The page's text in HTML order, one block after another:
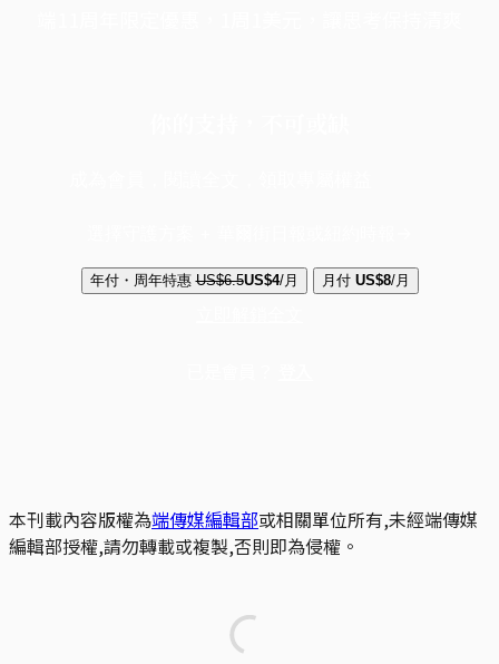
年付・周年特惠 US$6.5US$4/月 月付 US$8/月
本刊載內容版權為端傳媒編輯部或相關單位所有,未經端傳媒
編輯部授權,請勿轉載或複製,否則即為侵權。